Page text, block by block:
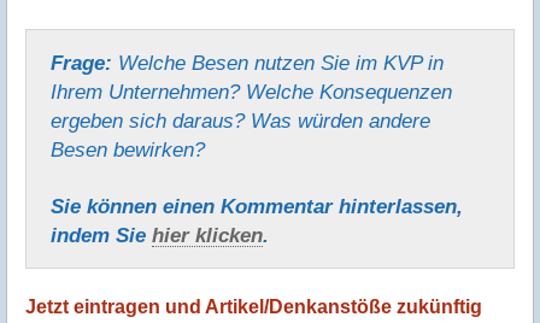
Frage: Welche Besen nutzen Sie im KVP in
Ihrem Unternehmen? Welche Konsequenzen
ergeben sich daraus? Was würden andere
Besen bewirken?
Sie können einen Kommentar hinter­lassen,
indem Sie hier klicken.
Jetzt eintragen und Artikel/Denkanstöße zukünftig